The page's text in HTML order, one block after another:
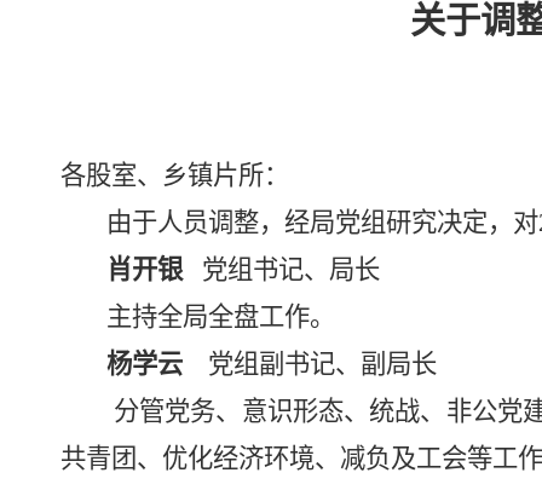
关于调
各股室、乡镇片所：
由于人员调整，经局党组研究决定，对
肖开银
党组书记、局长
主持全局全盘工作。
杨学云 党组副书记、副局长
分管党务、意识形态、统战、非公党
共青团、优化经济环境、减负及工会等工